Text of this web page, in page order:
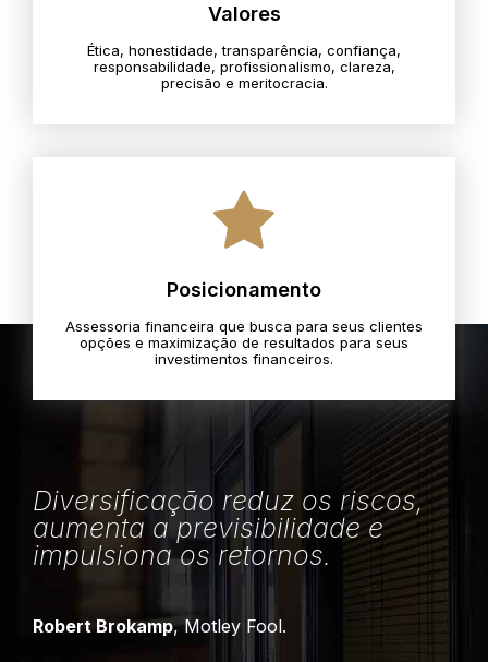
Valores
Ética, honestidade, transparência, confiança,
responsabilidade, profissionalismo, clareza,
precisão e meritocracia.​
Posicionamento
Assessoria financeira que busca para seus clientes
opções e maximização de resultados para seus
investimentos financeiros.
Diversificação reduz os riscos,
aumenta a previsibilidade e
impulsiona os retornos.
Robert Brokamp, Motley Fool.